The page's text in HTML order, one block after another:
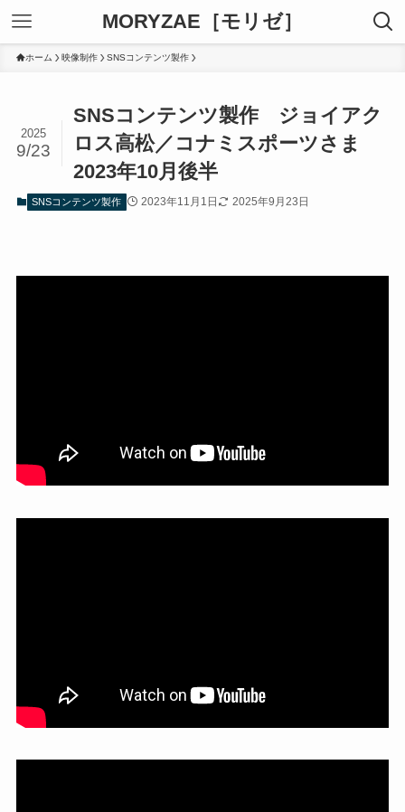
MORYZAE［モリゼ］
ホーム 映像制作 SNSコンテンツ製作
SNSコンテンツ製作 ジョイアク
ロス高松／コナミスポーツさま
2023年10月後半
2025
9/23
SNSコンテンツ製作 2023年11月1日 2025年9月23日